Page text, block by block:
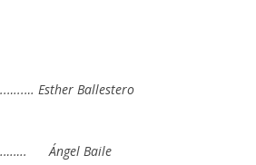
Esther Ballestero
Ángel Baile